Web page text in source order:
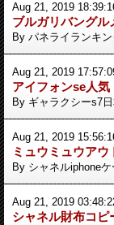
Aug 21, 2019
ブルガリバングル
By パネライランキ
Aug 21, 2019
アイフォンse人気
By ギャラクシーs7
Aug 21, 2019
ミュウミュウアウ
By シャネルiphone
Aug 21, 2019
シャネル財布コピ